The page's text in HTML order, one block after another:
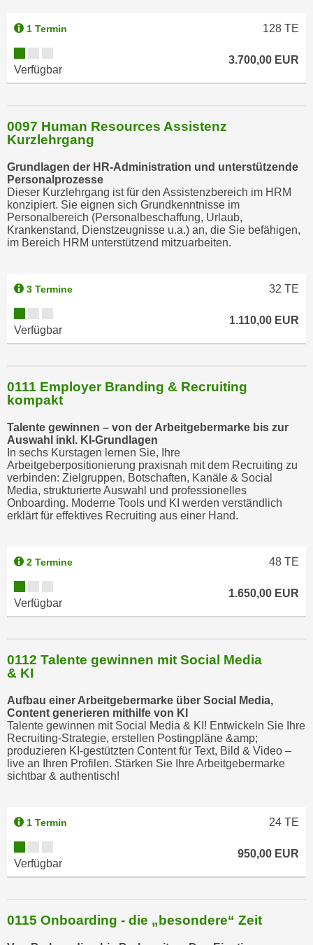
1 Termin 128 TE
Verfügbar
3.700,00 EUR
0097 Human Resources Assistenz
Kurzlehrgang
Grundlagen der HR‑Administration und unterstützende
Personalprozesse
Dieser Kurzlehrgang ist für den Assistenzbereich im HRM
konzipiert. Sie eignen sich Grundkenntnisse im
Personalbereich (Personalbeschaffung, Urlaub,
Krankenstand, Dienstzeugnisse u.a.) an, die Sie befähigen,
im Bereich HRM unterstützend mitzuarbeiten.
3 Termine 32 TE
Verfügbar
1.110,00 EUR
0111 Employer Branding & Recruiting
kompakt
Talente gewinnen – von der Arbeitgebermarke bis zur
Auswahl inkl. KI-Grundlagen
In sechs Kurstagen lernen Sie, Ihre
Arbeitgeberpositionierung praxisnah mit dem Recruiting zu
verbinden: Zielgruppen, Botschaften, Kanäle & Social
Media, strukturierte Auswahl und professionelles
Onboarding. Moderne Tools und KI werden verständlich
erklärt für effektives Recruiting aus einer Hand.
2 Termine 48 TE
Verfügbar
1.650,00 EUR
0112 Talente gewinnen mit Social Media
& KI
Aufbau einer Arbeitgebermarke über Social Media,
Content generieren mithilfe von KI
Talente gewinnen mit Social Media & KI! Entwickeln Sie Ihre
Recruiting-Strategie, erstellen Postingpläne &amp;
produzieren KI-gestützten Content für Text, Bild & Video –
live an Ihren Profilen. Stärken Sie Ihre Arbeitgebermarke
sichtbar & authentisch!
1 Termin 24 TE
Verfügbar
950,00 EUR
0115 Onboarding - die „besondere“ Zeit